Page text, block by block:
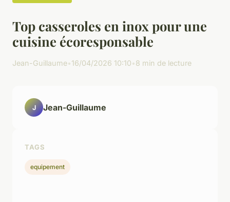
Top casseroles en inox pour une
cuisine écoresponsable
Jean-Guillaume•16/04/2026 10:10•8 min de lecture
J Jean-Guillaume
TAGS
equipement